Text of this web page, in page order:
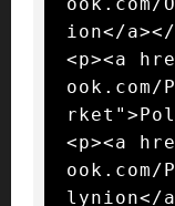
ion</a></
<p><a
ook.com/
<p><a
lynion</